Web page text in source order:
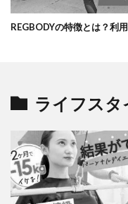
REGBODYの特徴とは？利
ライフスタ